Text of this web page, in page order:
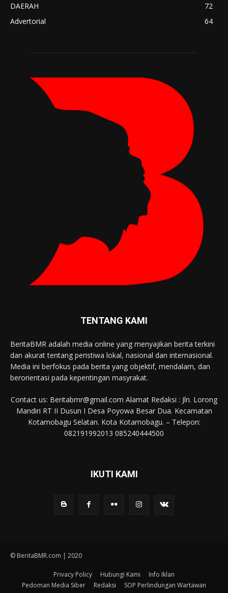
DAERAH
72
Advertorial
64
TENTANG KAMI
BeritaBMR adalah media online yang menyajikan berita terkini
dan akurat tentang peristiwa lokal, nasional dan internasional.
Media ini berfokus pada berita yang objektif, mendalam, dan
berorientasi pada kepentingan masyrakat.
Contact us: Beritabmr@gmail.com Alamat Redaksi : Jln. Lorong
Mandiri RT II Dusun I Desa Poyowa Besar Dua. Kecamatan
Kotamobagu Selatan. Kota Kotamobagu. – Telepon:
082191992013 085240444500
IKUTI KAMI
© BeritaBMR.com | 2020
Privacy Policy Hubungi Kami
Info Iklan
Pedoman Media Siber
Redaksi
SOP Perlindungan Wartawan